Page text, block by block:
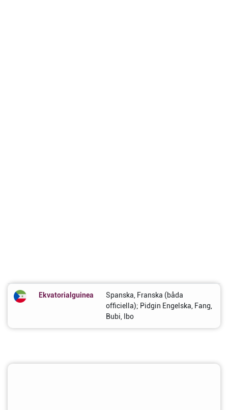
Ekvatorialguinea
Spanska, Franska (båda
officiella); Pidgin Engelska, Fang,
Bubi, Ibo